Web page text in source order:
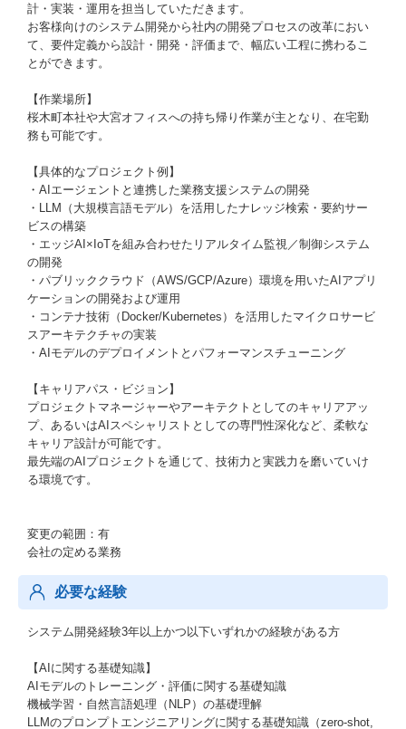
計・実装・運用を担当していただきます。
お客様向けのシステム開発から社内の開発プロセスの改革におい
て、要件定義から設計・開発・評価まで、幅広い工程に携わるこ
とができます。
【作業場所】
桜木町本社や大宮オフィスへの持ち帰り作業が主となり、在宅勤
務も可能です。
【具体的なプロジェクト例】
・AIエージェントと連携した業務支援システムの開発
・LLM（大規模言語モデル）を活用したナレッジ検索・要約サー
ビスの構築
・エッジAI×IoTを組み合わせたリアルタイム監視／制御システム
の開発
・パブリッククラウド（AWS/GCP/Azure）環境を用いたAIアプリ
ケーションの開発および運用
・コンテナ技術（Docker/Kubernetes）を活用したマイクロサービ
スアーキテクチャの実装
・AIモデルのデプロイメントとパフォーマンスチューニング
【キャリアパス・ビジョン】
プロジェクトマネージャーやアーキテクトとしてのキャリアアッ
プ、あるいはAIスペシャリストとしての専門性深化など、柔軟な
キャリア設計が可能です。
最先端のAIプロジェクトを通じて、技術力と実践力を磨いていけ
る環境です。
変更の範囲：有
会社の定める業務
必要な経験
システム開発経験3年以上かつ以下いずれかの経験がある方
【AIに関する基礎知識】
AIモデルのトレーニング・評価に関する基礎知識
機械学習・自然言語処理（NLP）の基礎理解
LLMのプロンプトエンジニアリングに関する基礎知識（zero-shot,